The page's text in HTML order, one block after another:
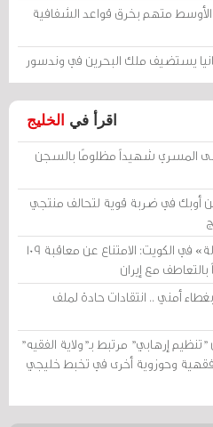
متهم بخرق قواعد الشفافية
يستضيف ملك البحرين في وندسور
اقرأ في الخليج
المسري شهيداً مظلومًا بالسجن
أوبك في ضربة قوية لتحالف منتجي
محكمة «أمن الدولة» في الكويت: الامتناع عن معاقبة 109
أمني .. انتقادات حادة لملف
إرهابي" مرتبط بـ"ولاية الفقيه"
وحوزوية أخرى في تخبط خليجي